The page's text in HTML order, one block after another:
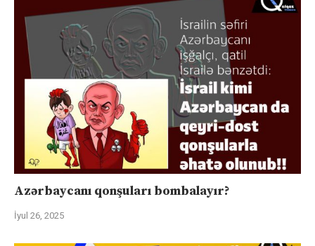
Azərbaycanı qonşuları bombalayır?
İyul 26, 2025